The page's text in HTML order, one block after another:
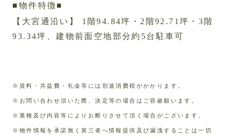
■物件特徴■
【大宮通沿い】 1階94.84坪・2階92.71坪・3階
93.34坪、建物前面空地部分約5台駐車可
※賃料・共益費・礼金等には別途消費税がかかります。
※お問い合わせ頂いた際、決定等の場合はご容赦願います。
※業種及び内容等によりお断りさせて頂く場合がございます。
※物件情報を承諾無く第三者へ情報提供及び漏洩することは一切